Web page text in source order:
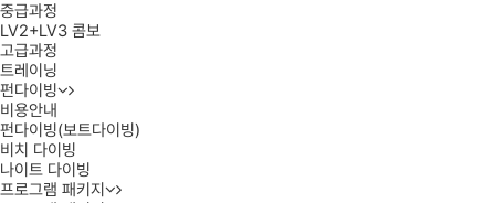
중급과정
LV2+LV3 콤보
고급과정
트레이닝
펀다이빙
비용안내
펀다이빙(보트다이빙)
비치 다이빙
나이트 다이빙
프로그램 패키지